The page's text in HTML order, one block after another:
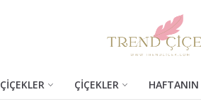
ÇİÇEKLER HAFTANIN